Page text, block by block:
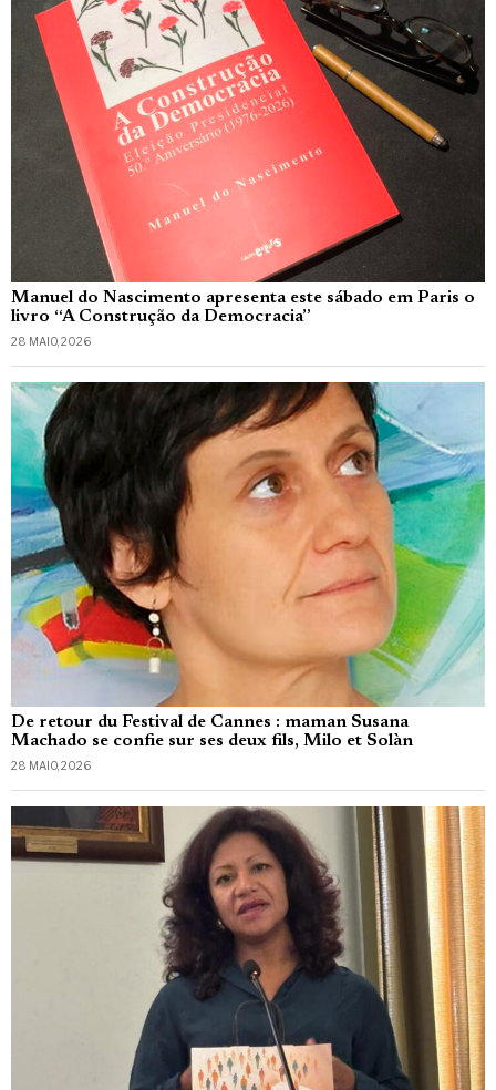
Manuel do Nascimento apresenta este sábado em Paris o
livro “A Construção da Democracia”
28 MAIO, 2026
De retour du Festival de Cannes : maman Susana
Machado se confie sur ses deux fils, Milo et Solàn
28 MAIO, 2026